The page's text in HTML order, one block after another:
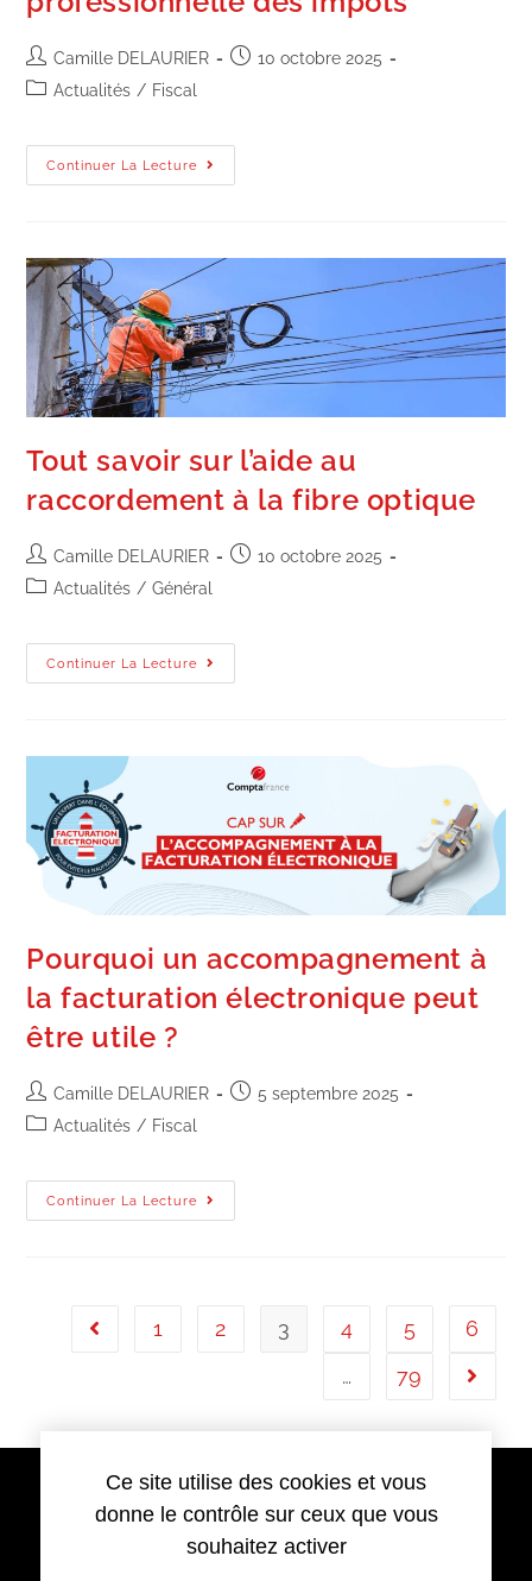
Camille DELAURIER
10 octobre 2025
Actualités / Fiscal
Continuer La Lecture
Tout savoir sur l’aide au
raccordement à la fibre optique
Camille DELAURIER
10 octobre 2025
Actualités / Général
Continuer La Lecture
Pourquoi un accompagnement à
la facturation électronique peut
être utile ?
Camille DELAURIER
5 septembre 2025
Actualités / Fiscal
Continuer La Lecture
1 2 3 4 5
6
…
79
Ce site utilise des cookies et vous
donne le contrôle sur ceux que vous
souhaitez activer